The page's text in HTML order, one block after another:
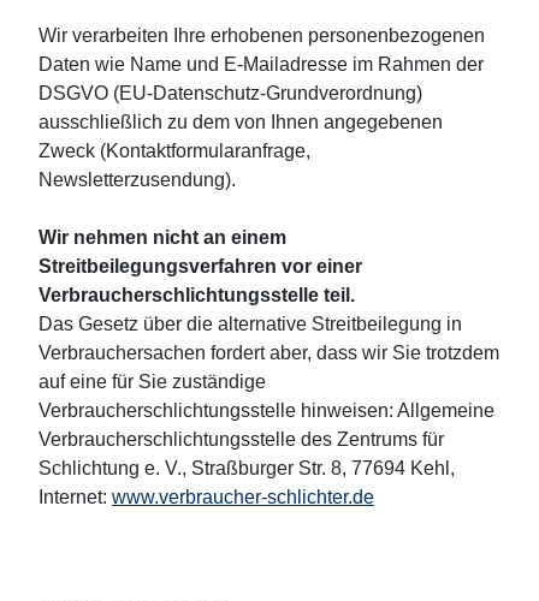
Wir verarbeiten Ihre erhobenen personenbezogenen
Daten wie Name und E-Mailadresse im Rahmen der
DSGVO (EU-Datenschutz-Grundverordnung)
ausschließlich zu dem von Ihnen angegebenen
Zweck (Kontaktformularanfrage,
Newsletterzusendung).
Wir nehmen nicht an einem
Streitbeilegungsverfahren vor einer
Verbraucherschlichtungsstelle teil.
Das Gesetz über die alternative Streitbeilegung in
Verbrauchersachen fordert aber, dass wir Sie trotzdem
auf eine für Sie zuständige
Verbraucherschlichtungsstelle hinweisen: Allgemeine
Verbraucherschlichtungsstelle des Zentrums für
Schlichtung e. V., Straßburger Str. 8, 77694 Kehl,
Internet: www.verbraucher-schlichter.de